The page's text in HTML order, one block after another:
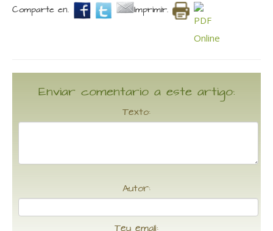
Comparte en. Imprimir.
Enviar comentario a este artigo:
Texto:
Autor: